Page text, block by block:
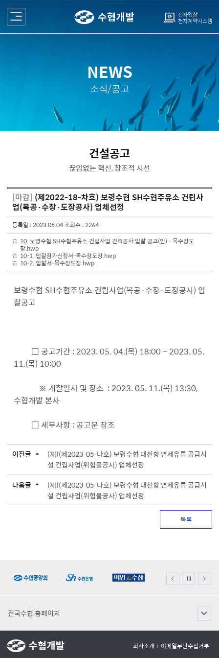
전자입찰
전자계약시스템
NEWS
소식/공고
건설공고
끊임없는 혁신, 창조적 시선
[마감] (제2022-18-차호) 보령수협 SH수협주유소 건립사
업(목공·수장·도장공사) 업체선정
등록일 : 2023.05.04조회수 : 2264
10. 보령수협 SH수협주유소 건립사업 건축공사 입찰 공고(안) - 목수장도
장.hwp
10-1. 입찰참가신청서-목수장도장.hwp
10-2. 입찰서-목수장도장.hwp
보령수협 SH수협주유소 건립사업(목공·수장·도장공사) 입
찰공고
□ 공고기간 : 2023. 05. 04.(목) 18:00 ~ 2023. 05.
11.(목) 10:00
※ 개찰일시 및 장소 : 2023. 05. 11.(목) 13:30,
수협개발 본사
□ 세부사항 : 공고문 참조
이전글
(재)(제2023-05-나호) 보령수협 대천항 면세유류 공급시
설 건립사업(위험물공사) 업체선정
다음글
(재)(제2023-05-나호) 보령수협 대천항 면세유류 공급시
설 건립사업(위험물공사) 업체선정
목록
전국수협 홈페이지
회사소개 이메일무단수집거부